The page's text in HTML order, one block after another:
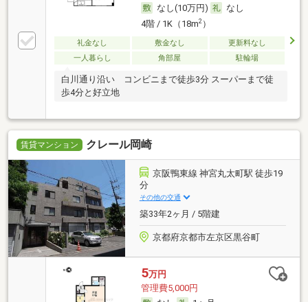
なし(10万円)
なし
4階 / 1K（18m2）
礼金なし 敷金なし
更新料なし
一人暮らし
角部屋 駐輪場
白川通り沿い コンビニまで徒歩3分 スーパーまで徒
歩4分と好立地
賃貸マンション クレール岡崎
京阪鴨東線 神宮丸太町駅 徒歩19
分
その他の交通
築33年2ヶ月 / 5階建
京都府京都市左京区黒谷町
5万円
管理費5,000円